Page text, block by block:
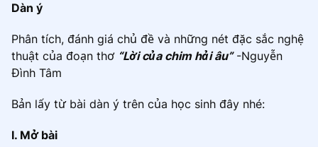
Dàn ý
Phân tích, đánh giá chủ đề và những nét đặc sắc nghệ
thuật của đoạn thơ “Lời của chim hải âu”-Nguyễn
Đình Tâm
Bản lấy từ bài dàn ý trên của học sinh đây nhé:
I. Mở bài